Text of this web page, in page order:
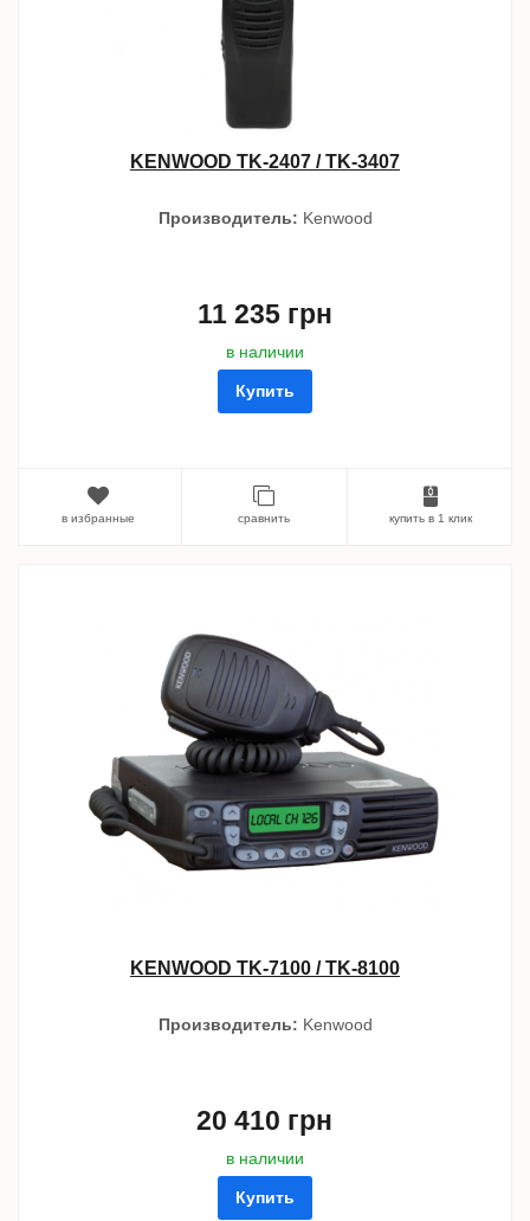
KENWOOD TK-2407 / TK-3407
Производитель: Kenwood
11 235 грн
в наличии
Купить
в избранные сравнить купить в 1 клик
KENWOOD TK-7100 / TK-8100
Производитель: Kenwood
20 410 грн
в наличии
Купить